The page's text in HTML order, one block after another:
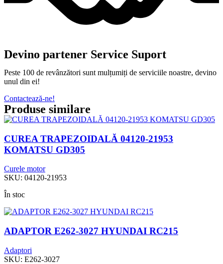
Devino partener Service Suport
Peste 100 de revânzători sunt mulțumiți de serviciile noastre, devino
unul din ei!
Contactează-ne!
Produse similare
CUREA TRAPEZOIDALĂ 04120-21953
KOMATSU GD305
Curele motor
SKU: 04120-21953
În stoc
ADAPTOR E262-3027 HYUNDAI RC215
Adaptori
SKU: E262-3027